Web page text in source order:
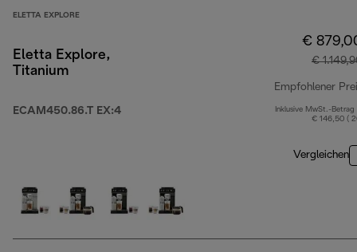
ELETTA EXPLORE
Eletta Explore,
Titanium
ECAM450.86.T EX:4
€
€
Empfohlener
Inklusive MwSt.-Betrag
€ 146,50 (
Vergleichen